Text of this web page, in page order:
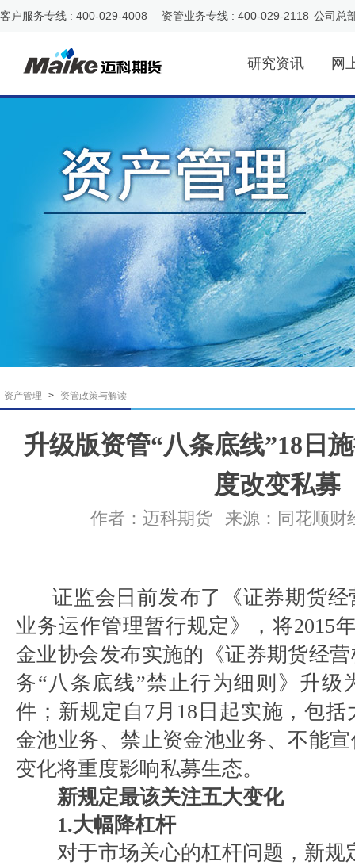
客户服务专线 : 400-029-4008 资管业务专线 : 400-029-2118 公司总
研究资讯 网
资产管理 > 资管政策与解读
升级版资管“八条底线”18日
度改变私募
作者：迈科期货 来源：同花顺财
证监会日前发布了《证券期货经
业务运作管理暂行规定》，将2015
金业协会发布实施的《证券期货经
务“八条底线”禁止行为细则》升级
件；新规定自7月18日起实施，包
金池业务、禁止资金池业务、不能
变化将重度影响私募生态。
新规定最该关注五大变化
1.大幅降杠杆
对于市场关心的杠杆问题，新规